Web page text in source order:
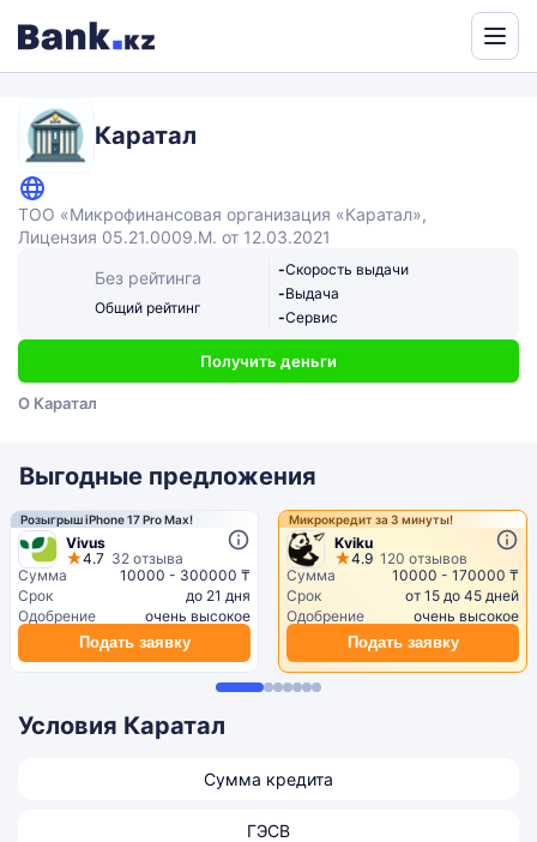
Каратал
ТОО «Микрофинансовая организация «Каратал»,
Лицензия 05.21.0009.М. от 12.03.2021
Без рейтинга
Общий рейтинг
-Скорость выдачи
-Выдача
-Сервис
Получить деньги
О Каратал
Выгодные предложения
Розыгрыш iPhone 17 Pro Max!
Vivus
4.7 32 отзыва
Сумма
10000 - 300000 ₸
Срок
до 21 дня
Одобрение
очень высокое
Подать заявку
Микрокредит за 3 минуты!
Kviku
4.9 120 отзывов
Сумма
10000 - 170000 ₸
Срок
от 15 до 45 дней
Одобрение
очень высокое
Подать заявку
Условия Каратал
Сумма кредита
ГЭСВ